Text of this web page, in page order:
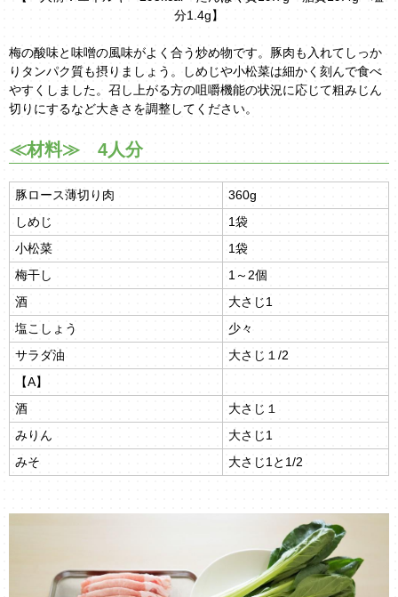
分1.4g】
梅の酸味と味噌の風味がよく合う炒め物です。豚肉も入れてしっか
りタンパク質も摂りましょう。しめじや小松菜は細かく刻んで食べ
やすくしました。召し上がる方の咀嚼機能の状況に応じて粗みじん
切りにするなど大きさを調整してください。
≪材料≫ 4人分
豚ロース薄切り肉
360g
しめじ
1袋
小松菜
1袋
梅干し
1～2個
酒
大さじ1
塩こしょう
少々
サラダ油
大さじ１/2
【A】
酒
大さじ１
みりん
大さじ1
みそ
大さじ1と1/2